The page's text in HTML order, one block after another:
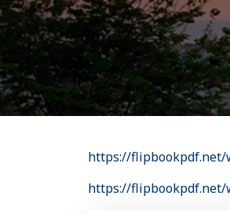
https://flipbookpdf.net/
https://flipbookpdf.net/